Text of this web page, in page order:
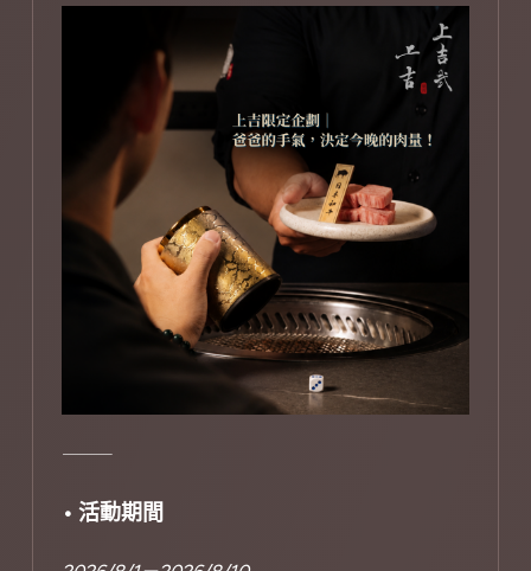
⸻
• 活動期間